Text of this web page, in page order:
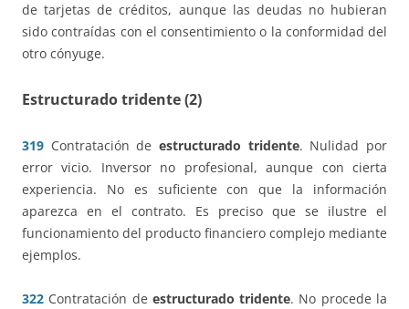
de tarjetas de créditos, aunque las deudas no hubieran
sido contraídas con el consentimiento o la conformidad del
otro cónyuge.
Estructurado tridente (2)
319 Contratación de estructurado tridente. Nulidad por
error vicio. Inversor no profesional, aunque con cierta
experiencia. No es suficiente con que la información
aparezca en el contrato. Es preciso que se ilustre el
funcionamiento del producto financiero complejo mediante
ejemplos.
322 Contratación de estructurado tridente. No procede la